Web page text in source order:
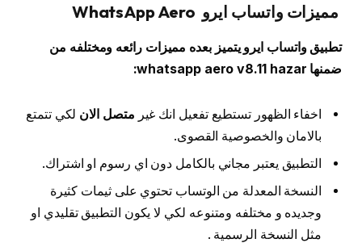
مميزات واتساب ايرو WhatsApp Aero
تطبيق واتساب ايرو يتميز بعده مميزات رائعه ومختلفه من
ضمنها whatsapp aero v8.11 hazar:
اخفاء الظهور تستطيع تفعيل انك غير متصل الان لكي تتمتع
بالامان والخصوصية القصوى.
التطبيق يعتبر مجاني بالكامل دون اي رسوم او اشتراك.
النسخة المعدلة من الوتساب تحتوي على ثيمات كثيرة
وجديده و مختلفه ومتنوعه لكي لا يكون التطبيق تقليدي او
مثل النسخة الرسمية .